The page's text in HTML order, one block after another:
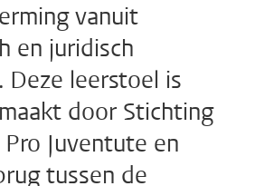
vanuit
en juridisch
Deze leerstoel is
door Stichting
Juventute en
tussen de